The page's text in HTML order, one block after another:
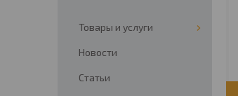
Товары и услуги
Новости
Статьи